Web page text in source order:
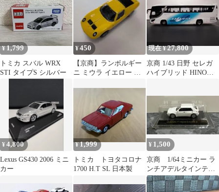
¥1,799
トミカ スバル WRX
STI タイプS シルバー
¥450
【京商】ランボルギー
ニ ミウラ イエロー ミ
現在 ¥27,800
京商 1/43 日野 セレガ
ハイブリッド HINO
¥4,800
Lexus GS430 2006 ミニ
カー
¥1,999
トミカ トヨタコロナ
1700 H.T SL 日本製
¥ 1,500
京商 1/64ミニカー ラ
ンチアデルタインテグ
ラーレ エボルツィオ
ーネⅡ 白